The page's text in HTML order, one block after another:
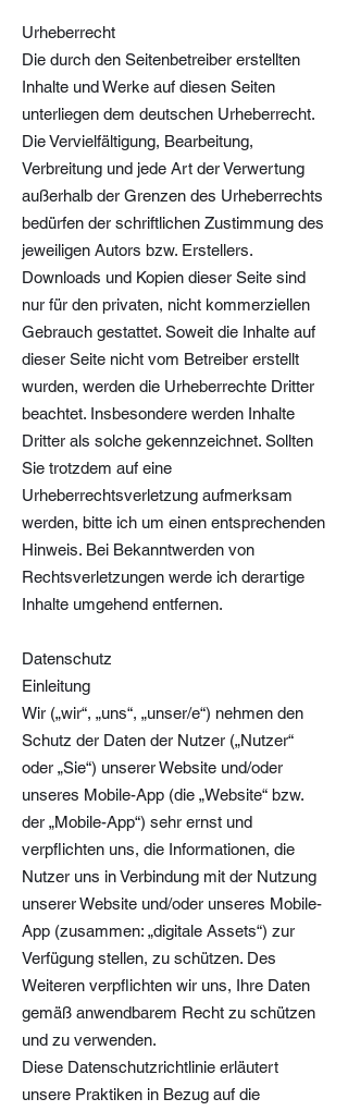
Urheberrecht
Die durch den Seitenbetreiber erstellten
Inhalte und Werke auf diesen Seiten
unterliegen dem deutschen Urheberrecht.
Die Vervielfältigung, Bearbeitung,
Verbreitung und jede Art der Verwertung
außerhalb der Grenzen des Urheberrechts
bedürfen der schriftlichen Zustimmung des
jeweiligen Autors bzw. Erstellers.
Downloads und Kopien dieser Seite sind
nur für den privaten, nicht kommerziellen
Gebrauch gestattet. Soweit die Inhalte auf
dieser Seite nicht vom Betreiber erstellt
wurden, werden die Urheberrechte Dritter
beachtet. Insbesondere werden Inhalte
Dritter als solche gekennzeichnet. Sollten
Sie trotzdem auf eine
Urheberrechtsverletzung aufmerksam
werden, bitte ich um einen entsprechenden
Hinweis. Bei Bekanntwerden von
Rechtsverletzungen werde ich derartige
Inhalte umgehend entfernen.
Datenschutz
Einleitung
Wir („wir“, „uns“, „unser/e“) nehmen den
Schutz der Daten der Nutzer („Nutzer“
oder „Sie“) unserer Website und/oder
unseres Mobile-App (die „Website“ bzw.
der „Mobile-App“) sehr ernst und
verpflichten uns, die Informationen, die
Nutzer uns in Verbindung mit der Nutzung
unserer Website und/oder unseres Mobile-
App (zusammen: „digitale Assets“) zur
Verfügung stellen, zu schützen. Des
Weiteren verpflichten wir uns, Ihre Daten
gemäß anwendbarem Recht zu schützen
und zu verwenden.
Diese Datenschutzrichtlinie erläutert
unsere Praktiken in Bezug auf die